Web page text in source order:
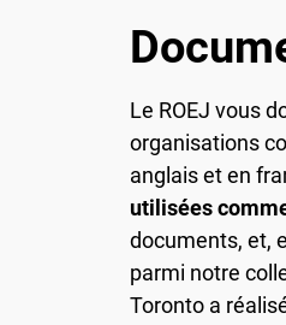
Le ROEJ vous
organisations
anglais et en
utilisées
documents, et,
parmi notre
Toronto a